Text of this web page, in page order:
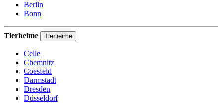
Berlin
Bonn
Tierheime Tierheime
Celle
Chemnitz
Coesfeld
Darmstadt
Dresden
Düsseldorf